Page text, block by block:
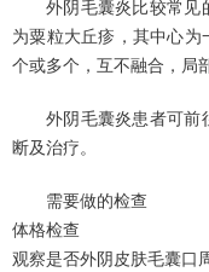
外阴毛囊炎比较常见
为粟粒大丘疹，其中心
个或多个，互不融合，局
外阴毛囊炎患者可前
断及治疗。
需要做的检查
体格检查
观察是否外阴皮肤毛囊口